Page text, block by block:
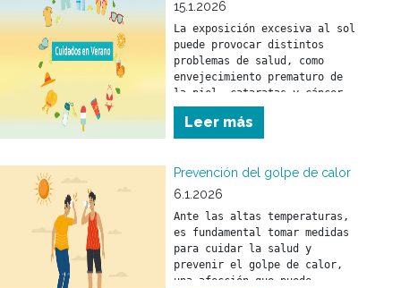
15.1.2026
La exposición excesiva al sol
puede provocar distintos
problemas de salud, como
envejecimiento prematuro de
la piel, cataratas y cáncer
de piel.
Leer más
Prevención del golpe de calor
6.1.2026
Ante las altas temperaturas,
es fundamental tomar medidas
para cuidar la salud y
prevenir el golpe de calor,
una afección que puede